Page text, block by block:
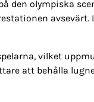
den olympiska
avsevärt.
vilket
att behålla